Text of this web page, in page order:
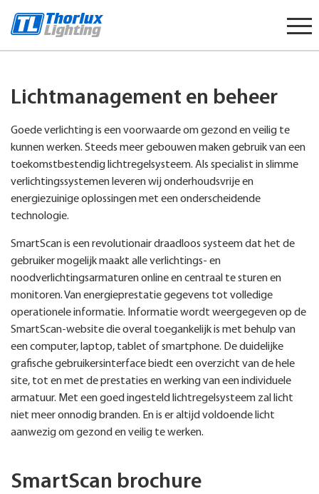
content
Lichtmanagement en beheer
Goede verlichting is een voorwaarde om gezond en veilig te
kunnen werken. Steeds meer gebouwen maken gebruik van een
toekomstbestendig lichtregelsysteem. Als specialist in slimme
verlichtingssystemen leveren wij onderhoudsvrije en
energiezuinige oplossingen met een onderscheidende
technologie.
SmartScan is een revolutionair draadloos systeem dat het de
gebruiker mogelijk maakt alle verlichtings- en
noodverlichtingsarmaturen online en centraal te sturen en
monitoren. Van energieprestatie gegevens tot volledige
operationele informatie. Informatie wordt weergegeven op de
SmartScan-website die overal toegankelijk is met behulp van
een computer, laptop, tablet of smartphone. De duidelijke
grafische gebruikersinterface biedt een overzicht van de hele
site, tot en met de prestaties en werking van een individuele
armatuur. Met een goed ingesteld lichtregelsysteem zal licht
niet meer onnodig branden. En is er altijd voldoende licht
aanwezig om gezond en veilig te werken.
SmartScan brochure